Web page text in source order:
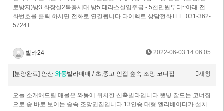
로방지)방3 화장실2복층세대 방5 테라스실입주금 - 5천만원부터~아래 전
화번호를 클릭 하시면 전화로 연결됩니다.다이렉트 상담전화TEL. 031-362-
5724T…
빌라24 2022-06-03 14:06:05
[분양완료] 안산 와동빌라매매 / 초,중고 인접 숲속 조망 코너집 새창
오늘 소개해드릴 매물은 와동에 위치한 신축빌라입니다.햇빛 잘드는 코너집
으로 숲 바로 보이는 숲속 조망권집입니다.13인승 대형 엘리베이터가 설치